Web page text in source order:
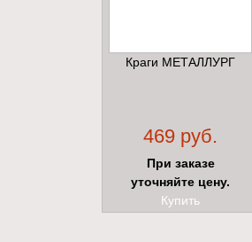
Краги МЕТАЛЛУРГ
469 руб.
При заказе
уточняйте цену.
Купить